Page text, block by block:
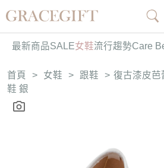
最新商品SALE女鞋流行趨勢Care
首頁 > 女鞋 > 跟鞋 > 復古漆皮芭
鞋 銀